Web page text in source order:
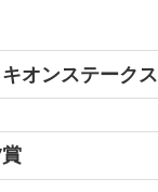
オンステークス